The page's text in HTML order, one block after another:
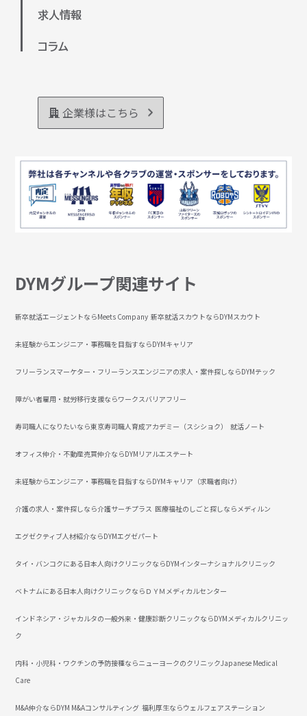
いた上で、あなたに合った企業をご紹介
求人情報
コラム
企業様はこちら
DYMグループ関連サイト
新卒就活エージェントならMeets Company 新卒就活スカウトならDYMスカウト
未経験からエンジニア・事務職を目指すならDYMキャリア
フリーランスマーケター・フリーランスエンジニアの求人・案件探しならDYMテック
障がい者雇用・就労移行支援ならワークスバリアフリー
寿司職人になりたいなら東京寿司職人育成アカデミー（スシショク） 就活ノート
オフィス仲介・不動産売買仲介ならDYMリアルエステート
未経験からエンジニア・事務職を目指すならDYMキャリア（求職者向け）
介護の求人・案件探しなら介護サーチプラス 医療福祉のしごと探しならメディルン
エグゼクティブ人材紹介ならDYMエグゼパート
タイ・バンコクにある日本人向けクリニックならDYMインターナショナルクリニック
ベトナムにある日本人向けクリニックならＤＹＭメディカルセンター
インドネシア・ジャカルタの一般外来・健康診断クリニックならDYMメディカルクリニッ
ク
内科・小児科・ワクチンの予防接種ならニューヨークのクリニックJapanese Medical
Care
M&A仲介ならDYM M&Aコンサルティング 福利厚生ならウェルフェアステーション